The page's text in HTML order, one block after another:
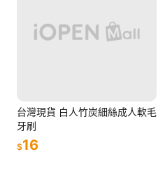
台灣現貨 白人竹炭細絲成人軟毛
牙刷
$16